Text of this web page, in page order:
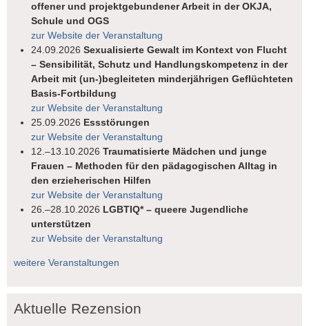
offener und projektgebundener Arbeit in der OKJA,
Schule und OGS
zur Website der Veranstaltung
24.09.2026Sexualisierte Gewalt im Kontext von Flucht
– Sensibilität, Schutz und Handlungskompetenz in der
Arbeit mit (un-)begleiteten minderjährigen Geflüchteten
Basis-Fortbildung
zur Website der Veranstaltung
25.09.2026 Essstörungen
zur Website der Veranstaltung
12.–13.10.2026Traumatisierte Mädchen und junge
Frauen – Methoden für den pädagogischen Alltag in
den erzieherischen Hilfen
zur Website der Veranstaltung
26.–28.10.2026 LGBTIQ* – queere Jugendliche
unterstützen
zur Website der Veranstaltung
weitere Veranstaltungen
Aktuelle Rezension